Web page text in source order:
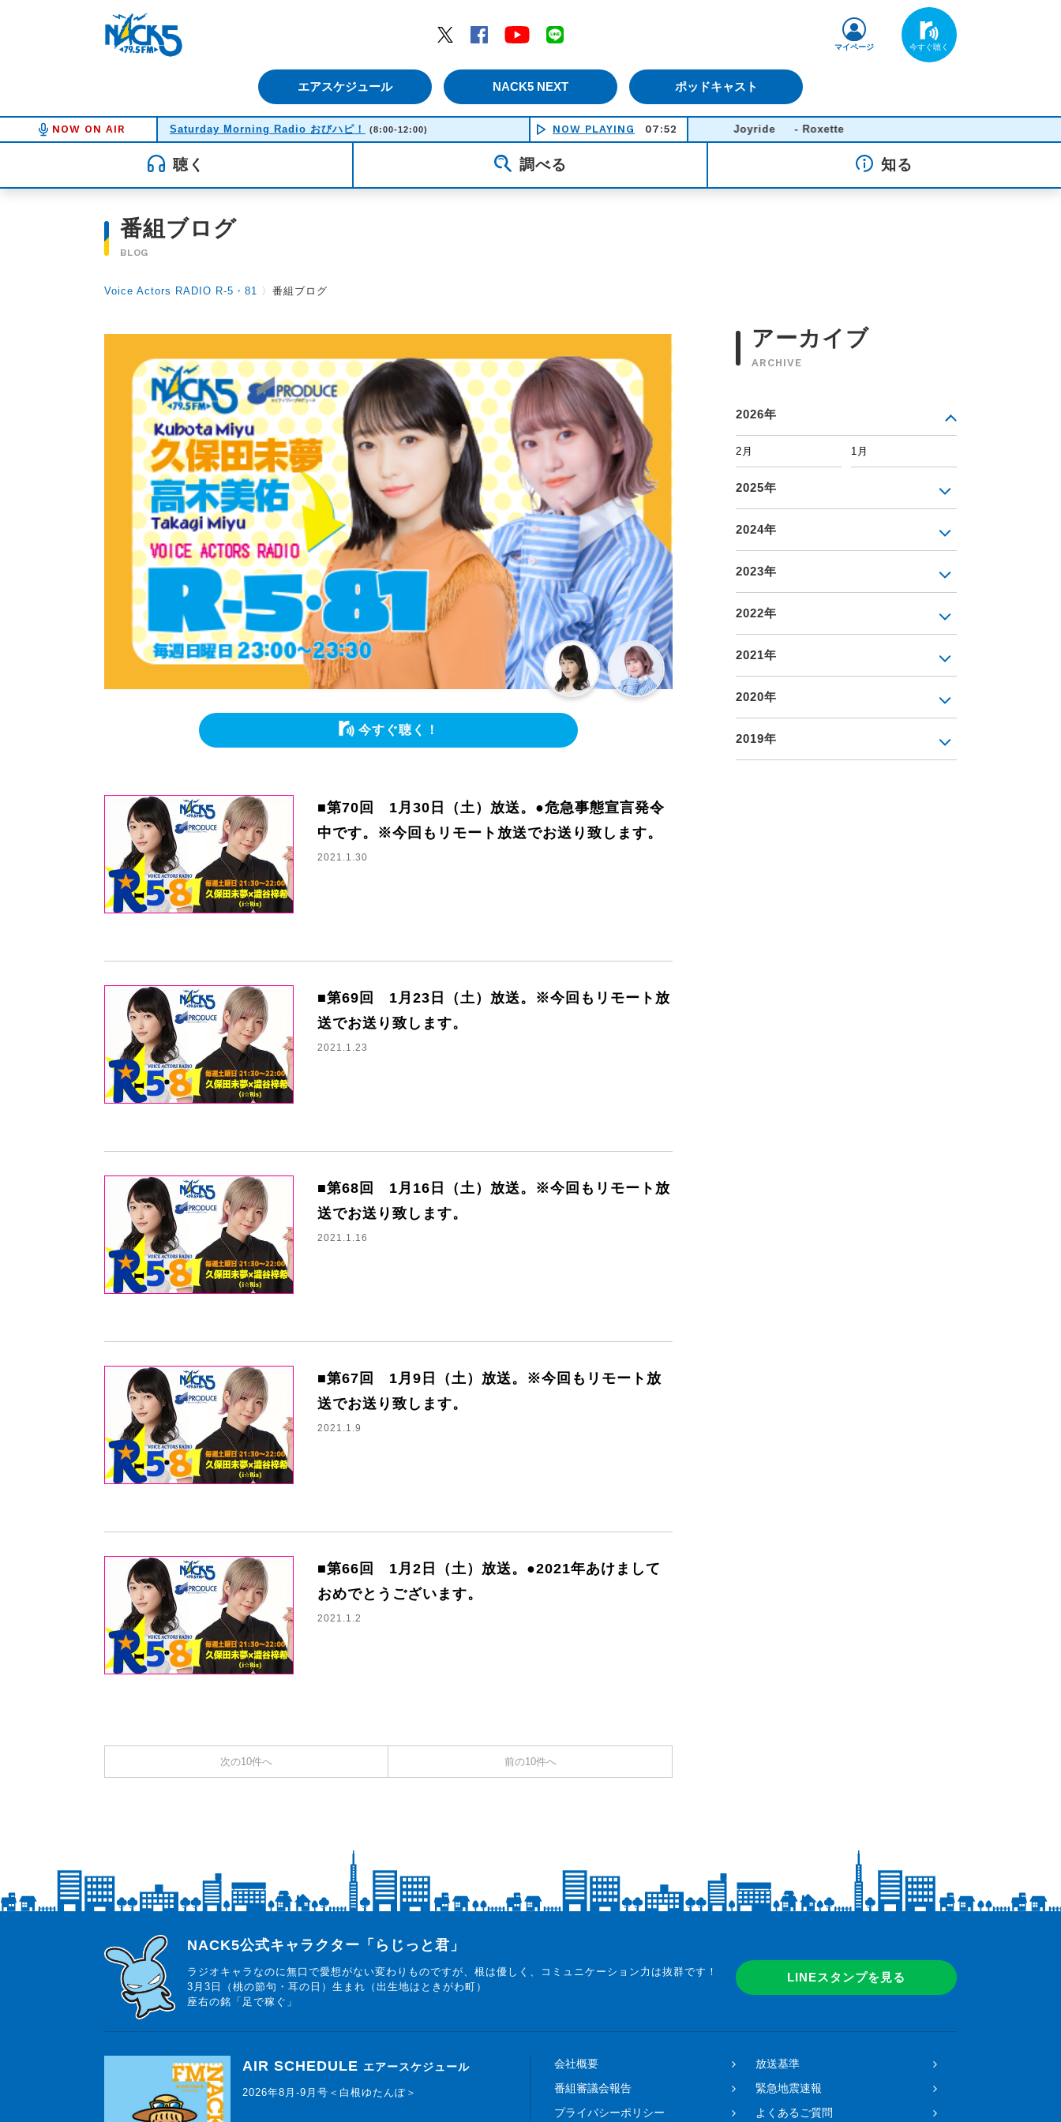
Twitter
Facebook YouTube
エアスケジュール NACK5 NEXT ポッドキャスト
マイページ
NOW ON AIR Saturday Morning Radio おびハピ！ (8:00-12:00) NOW PLAYING 07:52 Joyride - Roxette
聴く 調べる 知る
番組ブログ
BLOG
Voice Actors RADIO R-5・81 〉 番組ブログ
今すぐ聴く！
■第70回 1月30日（土）放送。●危急事態宣言発令
中です。※今回もリモート放送でお送り致します。
2021.1.30
■第69回 1月23日（土）放送。※今回もリモート放
送でお送り致します。
2021.1.23
■第68回 1月16日（土）放送。※今回もリモート放
送でお送り致します。
2021.1.16
■第67回 1月9日（土）放送。※今回もリモート放
送でお送り致します。
2021.1.9
■第66回 1月2日（土）放送。●2021年あけまして
おめでとうございます。
2021.1.2
次の10件へ 前の10件へ
アーカイブ
ARCHIVE
2026年
2月 1月
2025年
2024年
2023年
2022年
2021年
2020年
2019年
らじっと君
NACK5公式キャラクター「らじっと君」
ラジオキャラなのに無口で愛想がない変わりものですが、根は優しく、コミュニケーション力は抜群です！
3月3日（桃の節句・耳の日）生まれ（出生地はときがわ町）
座右の銘「足で稼ぐ」
LINEスタンプを見る
AIR SCHEDULE エアースケジュール
2026年8月-9月号＜白根ゆたんぽ＞
会社概要
放送基準
番組審議会報告
緊急地震速報
プライバシーポリシー
よくあるご質問